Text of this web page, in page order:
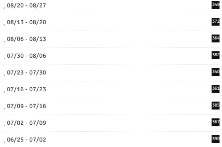
08/20 - 08/27 349
08/13 - 08/20 372
08/06 - 08/13 364
07/30 - 08/06 382
07/23 - 07/30 340
07/16 - 07/23 361
07/09 - 07/16 385
07/02 - 07/09 367
06/25 - 07/02 390